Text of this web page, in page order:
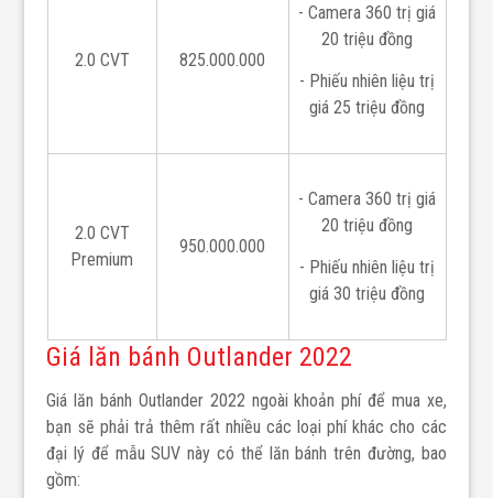
2.0 CVT 825.000.000
- Camera 360 trị giá
20 triệu đồng
- Phiếu nhiên liệu trị
giá 25 triệu đồng
2.0 CVT
Premium
950.000.000
- Camera 360 trị giá
20 triệu đồng
- Phiếu nhiên liệu trị
giá 30 triệu đồng
Giá lăn bánh Outlander 2022
Giá lăn bánh Outlander 2022 ngoài khoản phí để mua xe,
bạn sẽ phải trả thêm rất nhiều các loại phí khác cho các
đại lý để mẫu SUV này có thể lăn bánh trên đường, bao
gồm: